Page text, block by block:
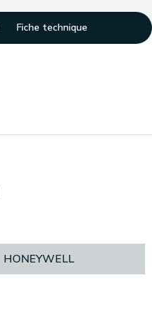
Fiche technique
HONEYWELL